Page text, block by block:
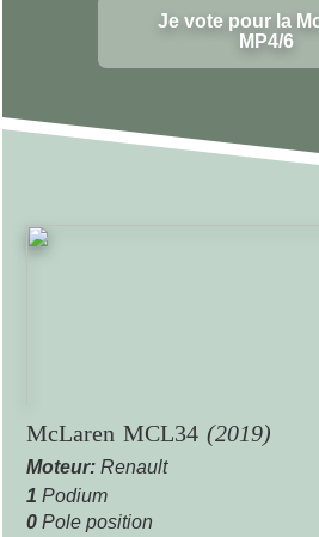
Je vote pour la
MP4/6
McLaren MCL34 (2019)
Moteur: Renault
1 Podium
0 Pole position